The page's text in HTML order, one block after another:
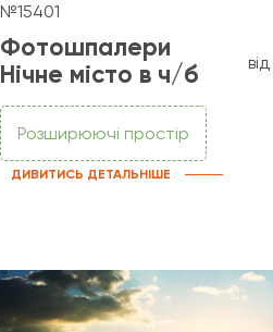
№15401
Фотошпалери
Нічне місто в ч/б
від
Розширюючі простір
ДИВИТИСЬ ДЕТАЛЬНІШЕ